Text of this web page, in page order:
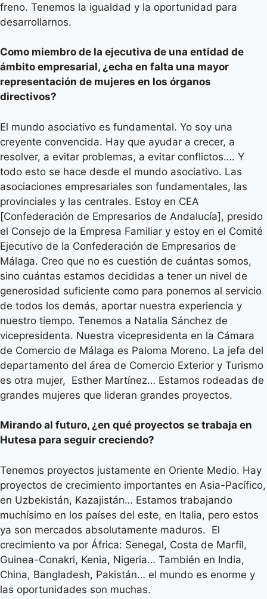
freno. Tenemos la igualdad y la oportunidad para
desarrollarnos.
Como miembro de la ejecutiva de una entidad de
ámbito empresarial, ¿echa en falta una mayor
representación de mujeres en los órganos
directivos?
El mundo asociativo es fundamental. Yo soy una
creyente convencida. Hay que ayudar a crecer, a
resolver, a evitar problemas, a evitar conflictos…. Y
todo esto se hace desde el mundo asociativo. Las
asociaciones empresariales son fundamentales, las
provinciales y las centrales. Estoy en CEA
[Confederación de Empresarios de Andalucía], presido
el Consejo de la Empresa Familiar y estoy en el Comité
Ejecutivo de la Confederación de Empresarios de
Málaga. Creo que no es cuestión de cuántas somos,
sino cuántas estamos decididas a tener un nivel de
generosidad suficiente como para ponernos al servicio
de todos los demás, aportar nuestra experiencia y
nuestro tiempo. Tenemos a Natalia Sánchez de
vicepresidenta. Nuestra vicepresidenta en la Cámara
de Comercio de Málaga es Paloma Moreno. La jefa del
departamento del área de Comercio Exterior y Turismo
es otra mujer, Esther Martínez… Estamos rodeadas de
grandes mujeres que lideran grandes proyectos.
Mirando al futuro, ¿en qué proyectos se trabaja en
Hutesa para seguir creciendo?
Tenemos proyectos justamente en Oriente Medio. Hay
proyectos de crecimiento importantes en Asia-Pacífico,
en Uzbekistán, Kazajistán… Estamos trabajando
muchísimo en los países del este, en Italia, pero estos
ya son mercados absolutamente maduros. El
crecimiento va por África: Senegal, Costa de Marfil,
Guinea-Conakri, Kenia, Nigeria… También en India,
China, Bangladesh, Pakistán… el mundo es enorme y
las oportunidades son muchas.